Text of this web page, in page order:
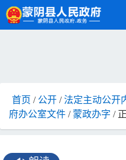
首页 / 公开 /法定主动公开
府办公室文件 / 蒙政办字 /